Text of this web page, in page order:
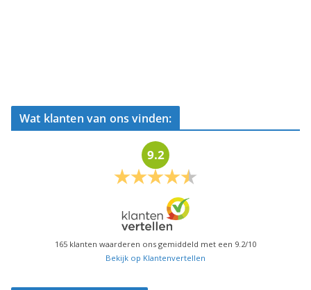
Wat klanten van ons vinden:
9.2
165 klanten waarderen ons gemiddeld met een 9.2/10
Bekijk op Klantenvertellen